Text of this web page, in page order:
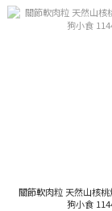
關節軟肉粒 天然山核
狗小食